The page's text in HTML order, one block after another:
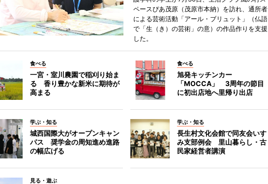
ペースぴあ茂原（茂原市本納）を訪れ、通所者
による芸術活動「アール・ブリュット」（仏語
で「生（き）の芸術」の意）の作品作りを支援
した。
食べる
一宮・室川農園で稲刈り始ま
る 香り豊かな新米に期待が
高まる
食べる
旭発キッチンカー
「MOCCA」 3周年の節目
に初出店地へ里帰り出店
学ぶ・知る
城西国際大がオープンキャン
パス 奨学金の周知進め進路
の幅広げる
学ぶ・知る
長生村文化会館で同友会いす
み支部例会 里山暮らし・古
民家経営者講演
見る・遊ぶ